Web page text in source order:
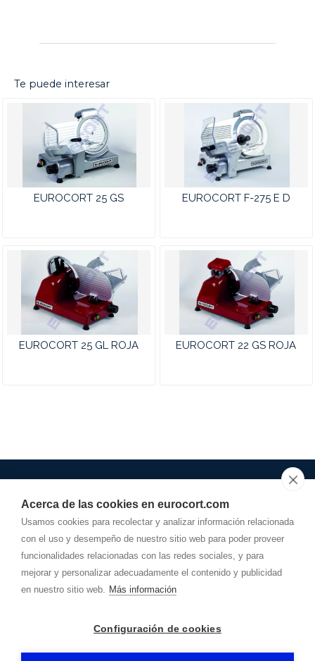
Acerca de las cookies en eurocort.com
Usamos cookies para recolectar y analizar información relacionada
con el uso y desempeño de nuestro sitio web para poder proveer
funcionalidades relacionadas con las redes sociales, y para
mejorar y personalizar adecuadamente el contenido y publicidad
en nuestro sitio web. Más información
Configuración de cookies
Te puede interesar
EUROCORT 25 GS EUROCORT F-275 E D
EUROCORT 25 GL ROJA EUROCORT 22 GS ROJA
948.278.162
info@ eurocort.com
Dirección
POLÍGONO AGUSTINOS, Calle A, Parcela 29-D
31160- Orcoyen (Navarra)
EUROCOT AYERBE- Aviso legal -Política de privacidad
- ByCiberPubli -